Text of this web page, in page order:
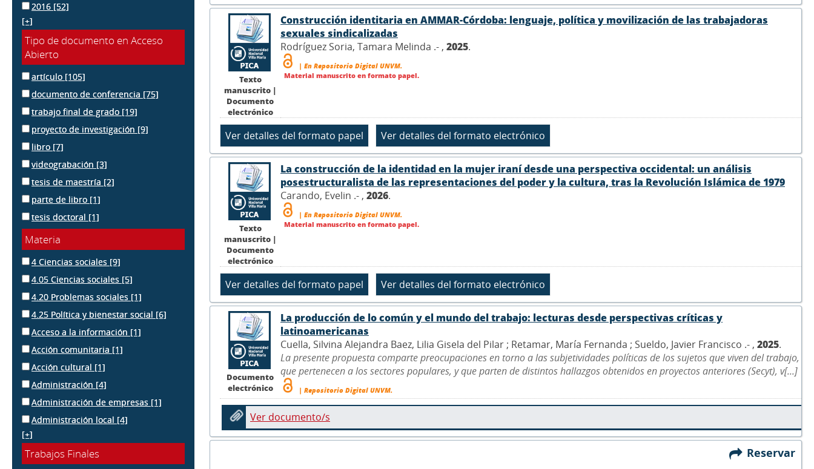
2016 [52]
[+]
Tipo de documento en Acceso
Abierto
artículo [105]
documento de conferencia [75]
trabajo final de grado [19]
proyecto de investigación [9]
libro [7]
videograbación [3]
tesis de maestría [2]
parte de libro [1]
tesis doctoral [1]
Materia
4 Ciencias sociales [9]
4.05 Ciencias sociales [5]
4.20 Problemas sociales [1]
4.25 Política y bienestar social [6]
Acceso a la información [1]
Acción comunitaria [1]
Acción cultural [1]
Administración [4]
Administración de empresas [1]
Administración local [4]
[+]
Trabajos Finales
Texto
manuscrito |
Documento
electrónico
Construcción identitaria en AMMAR-Córdoba: lenguaje, política y movilización de las trabajadoras
sexuales sindicalizadas
Rodríguez Soria, Tamara Melinda .- , 2025.
| En Repositorio Digital UNVM.
Material manuscrito en formato papel.
Texto
manuscrito |
Documento
electrónico
La construcción de la identidad en la mujer iraní desde una perspectiva occidental: un análisis
posestructuralista de las representaciones del poder y la cultura, tras la Revolución Islámica de 1979
Carando, Evelin .- , 2026.
| En Repositorio Digital UNVM.
Material manuscrito en formato papel.
Documento
electrónico
La producción de lo común y el mundo del trabajo: lecturas desde perspectivas críticas y
latinoamericanas
Cuella, Silvina Alejandra Baez, Lilia Gisela del Pilar ; Retamar, María Fernanda ; Sueldo, Javier Francisco .- , 2025.
La presente propuesta comparte preocupaciones en torno a las subjetividades políticas de los sujetos que viven del trabajo,
que pertenecen a los sectores populares, y que parten de distintos hallazgos obtenidos en proyectos anteriores (Secyt), v[...]
| Repositorio Digital UNVM.
Ver documento/s
Reservar